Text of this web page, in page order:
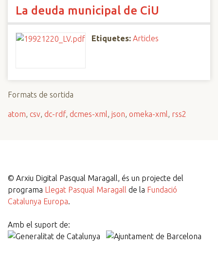
La deuda municipal de CiU
Etiquetes: Articles
Formats de sortida
atom, csv, dc-rdf, dcmes-xml, json, omeka-xml, rss2
© Arxiu Digital Pasqual Maragall, és un projecte del
programa Llegat Pasqual Maragall de la Fundació
Catalunya Europa.
Amb el suport de: